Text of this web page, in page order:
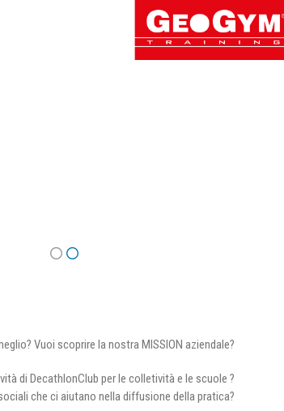
Vuoi scoprire la nostra MISSION aziendale?
di DecathlonClub per le colletività e le scuole ?
che ci aiutano nella diffusione della pratica?